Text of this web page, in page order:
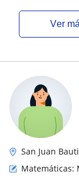
ver
San Juan
Matemáticas: